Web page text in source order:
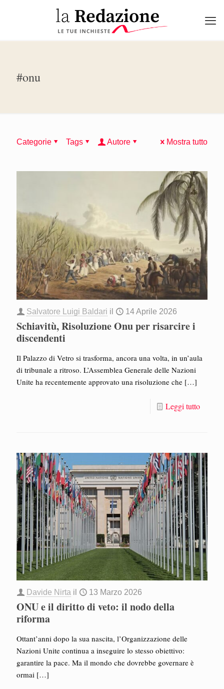
#onu
Categorie Tags Autore Mostra tutto
Salvatore Luigi Baldari il 14 Aprile 2026
Schiavitù, Risoluzione Onu per risarcire i
discendenti
Il Palazzo di Vetro si trasforma, ancora una volta, in un’aula
di tribunale a ritroso. L’Assemblea Generale delle Nazioni
Unite ha recentemente approvato una risoluzione che […]
Leggi tutto
Davide Nirta il 13 Marzo 2026
ONU e il diritto di veto: il nodo della
riforma
Ottant’anni dopo la sua nascita, l’Organizzazione delle
Nazioni Unite continua a inseguire lo stesso obiettivo:
garantire la pace. Ma il mondo che dovrebbe governare è
ormai […]